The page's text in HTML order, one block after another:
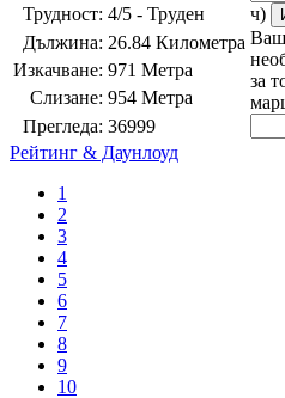
ч)
за
Трудност: 4/5 - Труден
Дължина: 26.84 Километра
Изкачване: 971 Метра
Слизане: 954 Метра
Прегледа: 36999
Рейтинг & Даунлоуд
1
2
3
4
5
6
7
8
9
10